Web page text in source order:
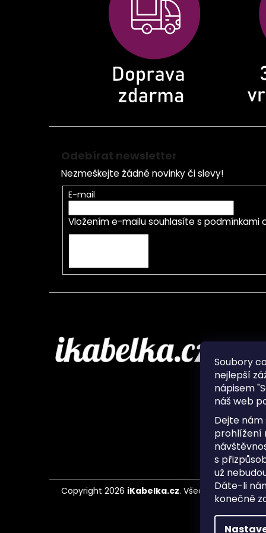
Soubory
nejlepší
nápisem
náš web
Dejte
prohlížení
s
už
Dáte-li
konečně
Odebírat newsletter
Nezmeškejte žádné novinky či slevy!
E-mail
Vložením e-mailu souhlasíte s podmínkami
O nás
Často
Copyright 2026 iKabelka.cz. Všechna práva